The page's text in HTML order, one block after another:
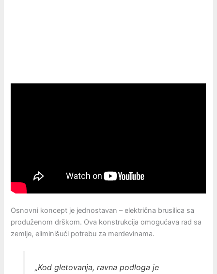
Osnovni koncept je jednostavan – električna brusilica sa
produženom drškom. Ova konstrukcija omogućava rad sa
zemlje, eliminišući potrebu za merdevinama.
„Kod gletovanja, ravna podloga je